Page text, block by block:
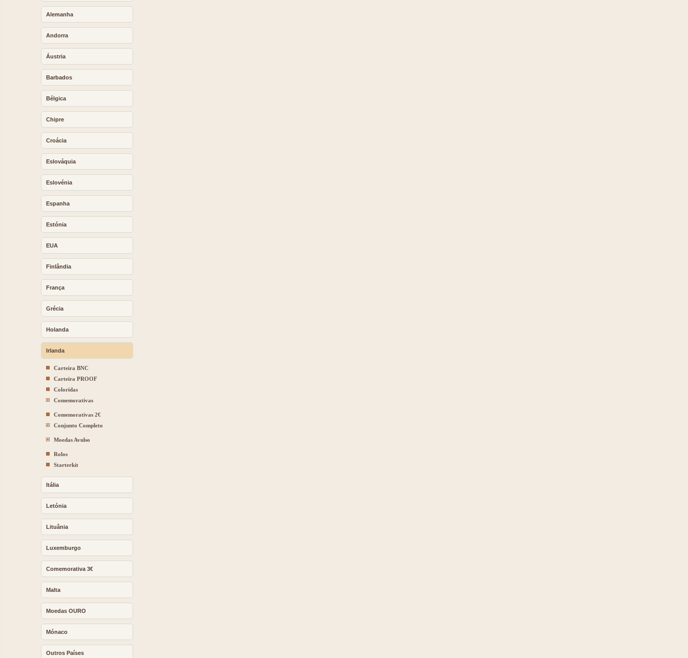
Alemanha
Andorra
Áustria
Barbados
Bélgica
Chipre
Croácia
Eslováquia
Eslovénia
Espanha
Estónia
EUA
Finlândia
França
Grécia
Holanda
Irlanda
Carteira BNC
Carteira PROOF
Coloridas
Comemorativas
Comemorativas 2€
Conjunto Completo
Moedas Avulso
Rolos
Starterkit
Itália
Letónia
Lituânia
Luxemburgo
Comemorativa 3€
Malta
Moedas OURO
Mónaco
Outros Países